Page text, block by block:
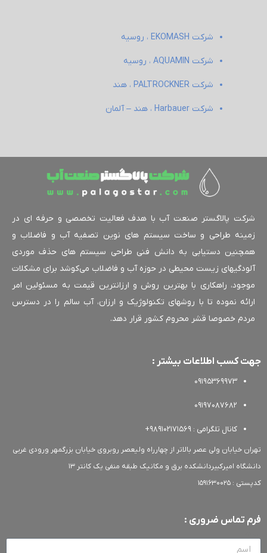
شرکت EKOMASH ، روسیه
شرکت AQUAMIN ، روسیه
شرکت PALTROCKNER ، هند
شرکت Harbauer ، هند – آلمان
پالاگستر صنعت آب با هدف فعالیت تخصصی و حرفه ای در
طراحی و ساخت سیستم های نوین تصفیه آب و فاضلاب و
دستیابی به دانش فنی طراحی سیستم های حذف موردی
زیست محیطی در حوزه آب و فاضلاب می‌کوشد برای مشکلات
راهکاری با بهترین روش و ارزانترین قیمت به مسئولین امر
نموده تا با روشهای تکنولوژیک و ارزان، آب سالم را در دسترس
خصوصا قشر محروم کشور قرار دهد.
کسب اطلاعات بیشتر :
09195369973
09197087682
کانال تلگرامی : 989102171569+
خیابان ولی عصر بالاتر از چهارراه ولیعصر روبروی خیابان بزرگمهر ورودی غربی
امیرکبیردانشکده برق و مکانیک طبقه منفی یک کانتر 13
تماس ضروری :